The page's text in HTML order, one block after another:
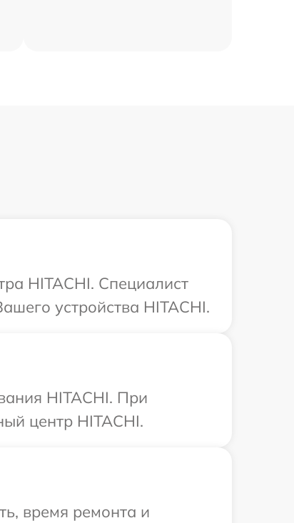
HITACHI. Специалист
устройства HITACHI.
HITACHI. При
центр HITACHI.
время ремонта и